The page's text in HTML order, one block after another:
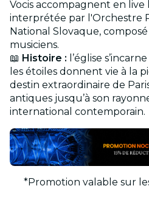
Vocis accompagnent en live
interprétée par l'Orchestre
National Slovaque,
musiciens.
📖 Histoire : l’église
les étoiles donnent vie à la
destin extraordinaire de
antiques jusqu’à son
international contemporain.
*Promotion valable sur